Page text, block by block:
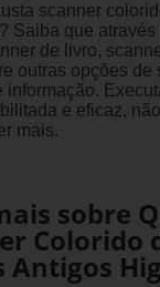
scanner
Saiba que através
de livro,
outras opções de
informação.
e eficaz,
mais.
sobre
Colorido
Antigos